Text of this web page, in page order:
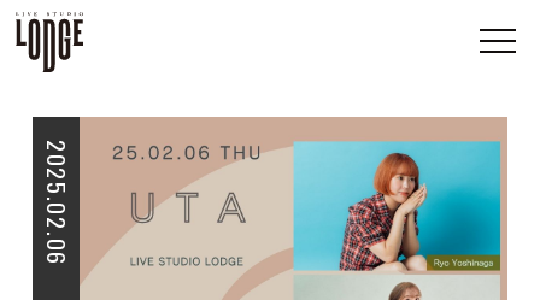
2025.02.06